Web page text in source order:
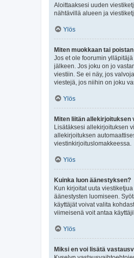
Aloittaaksesi uuden
nähtävillä alueen ja
Ylös
Miten muokkaan tai
Jos et ole foorumin
jälkeen. Jos joku on jo
viestiin. Se ei näy, jos
viestejä, jos niihin on joku
Ylös
Miten liitän allekirjoituksen
Lisätäksesi allekirjoituksen
allekirjoituksen
viestinkirjoituslomakkeessa.
Ylös
Kuinka luon äänestyksen?
Kun kirjoitat uuta
äänestysten luomiseen.
käyttäjät voivat valita
viimeisenä voit antaa
Ylös
Miksi en voi lisätä